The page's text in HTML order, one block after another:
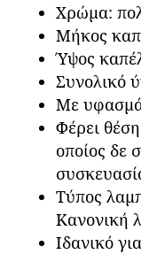
Χρώμα:
Μήκος
Ύψος
Συνολικό
Με
Φέρει
οποίος δε
Τύπος
Κανονική
Ιδανικό